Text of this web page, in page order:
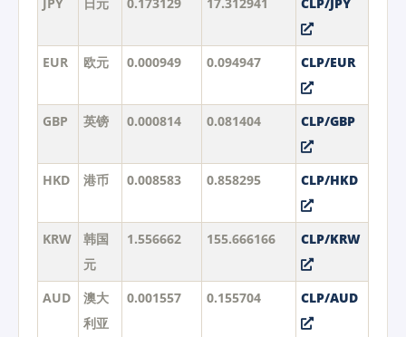
EUR 欧元 0.000949 0.094947 CLP/EUR
GBP 英镑 0.000814 0.081404 CLP/GBP
HKD 港币 0.008583 0.858295 CLP/HKD
KRW
韩国
元
1.556662 155.666166 CLP/KRW
AUD
澳大
利亚
0.001557 0.155704 CLP/AUD